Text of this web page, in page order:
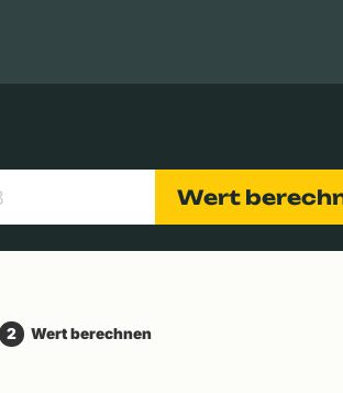
Wert
2 Wert berechnen